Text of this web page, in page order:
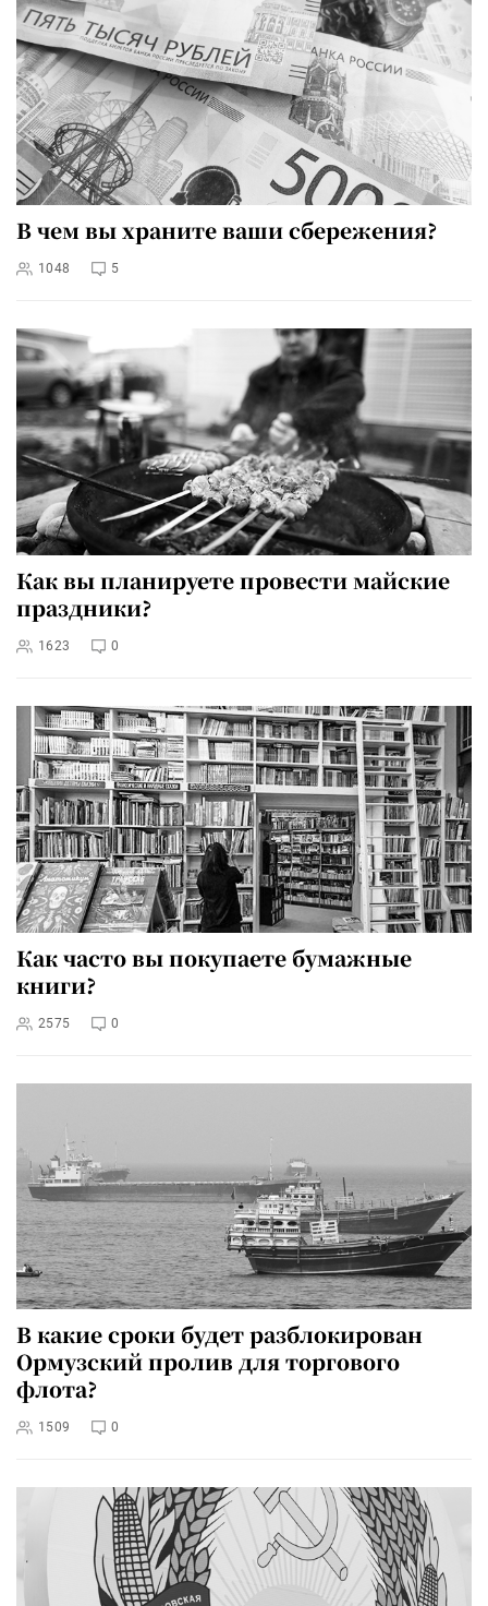
В чем вы храните ваши сбережения?
1048 5
Как вы планируете провести майские
праздники?
1623 0
Как часто вы покупаете бумажные
книги?
2575 0
В какие сроки будет разблокирован
Ормузский пролив для торгового
флота?
1509 0